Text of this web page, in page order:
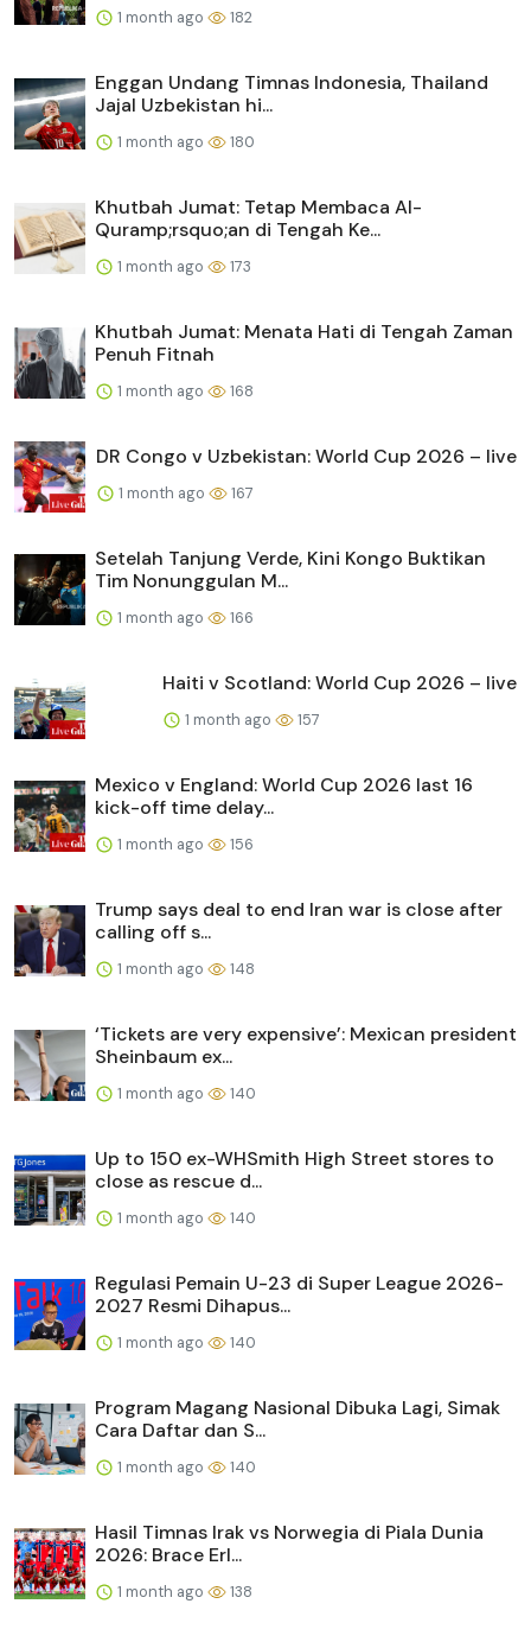
1 month ago 182
Enggan Undang Timnas Indonesia, Thailand
Jajal Uzbekistan hi...
1 month ago 180
Khutbah Jumat: Tetap Membaca Al-
Quramp;rsquo;an di Tengah Ke...
1 month ago 173
Khutbah Jumat: Menata Hati di Tengah Zaman
Penuh Fitnah
1 month ago 168
DR Congo v Uzbekistan: World Cup 2026 – live
1 month ago 167
Setelah Tanjung Verde, Kini Kongo Buktikan
Tim Nonunggulan M...
1 month ago 166
Haiti v Scotland: World Cup 2026 – live
1 month ago 157
Mexico v England: World Cup 2026 last 16
kick-off time delay...
1 month ago 156
Trump says deal to end Iran war is close after
calling off s...
1 month ago 148
‘Tickets are very expensive’: Mexican president
Sheinbaum ex...
1 month ago 140
Up to 150 ex-WHSmith High Street stores to
close as rescue d...
1 month ago 140
Regulasi Pemain U-23 di Super League 2026-
2027 Resmi Dihapus...
1 month ago 140
Program Magang Nasional Dibuka Lagi, Simak
Cara Daftar dan S...
1 month ago 140
Hasil Timnas Irak vs Norwegia di Piala Dunia
2026: Brace Erl...
1 month ago 138